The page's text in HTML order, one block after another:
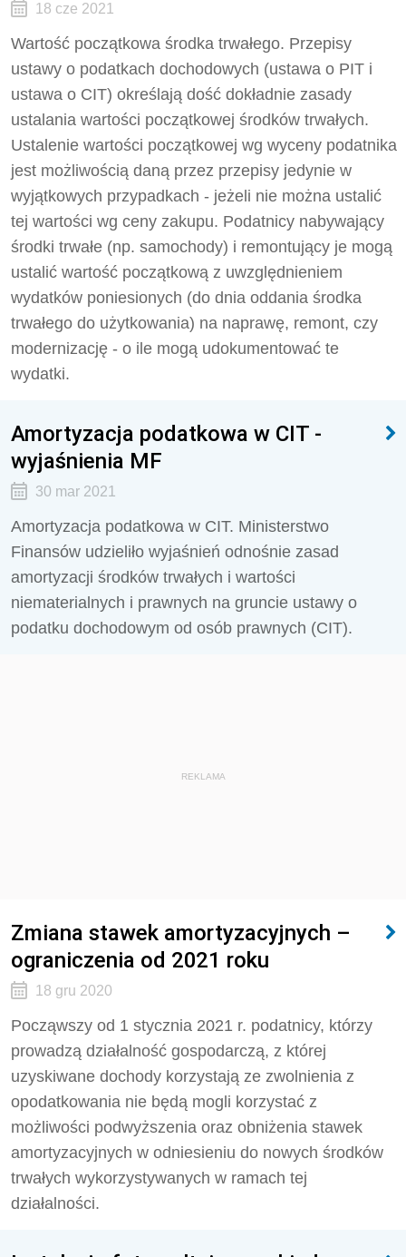
18 cze 2021
Wartość początkowa środka trwałego. Przepisy
ustawy o podatkach dochodowych (ustawa o PIT i
ustawa o CIT) określają dość dokładnie zasady
ustalania wartości początkowej środków trwałych.
Ustalenie wartości początkowej wg wyceny podatnika
jest możliwością daną przez przepisy jedynie w
wyjątkowych przypadkach - jeżeli nie można ustalić
tej wartości wg ceny zakupu. Podatnicy nabywający
środki trwałe (np. samochody) i remontujący je mogą
ustalić wartość początkową z uwzględnieniem
wydatków poniesionych (do dnia oddania środka
trwałego do użytkowania) na naprawę, remont, czy
modernizację - o ile mogą udokumentować te
wydatki.
Amortyzacja podatkowa w CIT -
wyjaśnienia MF
30 mar 2021
Amortyzacja podatkowa w CIT. Ministerstwo
Finansów udzieliło wyjaśnień odnośnie zasad
amortyzacji środków trwałych i wartości
niematerialnych i prawnych na gruncie ustawy o
podatku dochodowym od osób prawnych (CIT).
REKLAMA
Zmiana stawek amortyzacyjnych –
ograniczenia od 2021 roku
18 gru 2020
Począwszy od 1 stycznia 2021 r. podatnicy, którzy
prowadzą działalność gospodarczą, z której
uzyskiwane dochody korzystają ze zwolnienia z
opodatkowania nie będą mogli korzystać z
możliwości podwyższenia oraz obniżenia stawek
amortyzacyjnych w odniesieniu do nowych środków
trwałych wykorzystywanych w ramach tej
działalności.